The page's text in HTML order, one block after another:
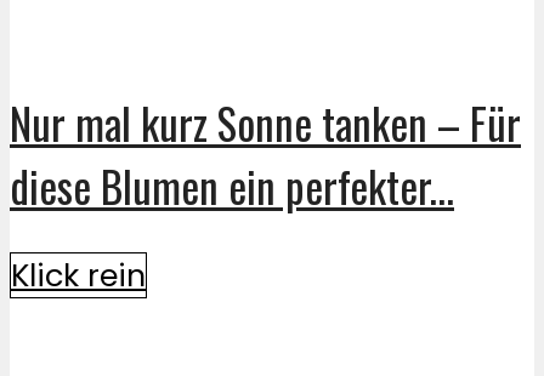
Nur mal kurz Sonne tanken – Für
diese Blumen ein perfekter...
Klick rein